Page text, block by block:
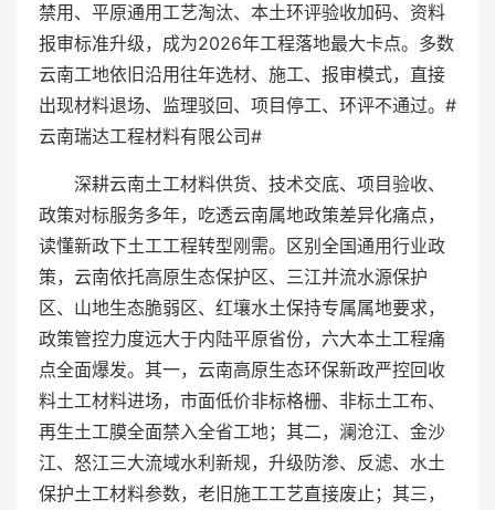
禁用、平原通用工艺淘汰、本土环评验收加码、资料
报审标准升级，成为2026年工程落地最大卡点。多数
云南工地依旧沿用往年选材、施工、报审模式，直接
出现材料退场、监理驳回、项目停工、环评不通过。#
云南瑞达工程材料有限公司#
深耕云南土工材料供货、技术交底、项目验收、
政策对标服务多年，吃透云南属地政策差异化痛点，
读懂新政下土工工程转型刚需。区别全国通用行业政
策，云南依托高原生态保护区、三江并流水源保护
区、山地生态脆弱区、红壤水土保持专属属地要求，
政策管控力度远大于内陆平原省份，六大本土工程痛
点全面爆发。其一，云南高原生态环保新政严控回收
料土工材料进场，市面低价非标格栅、非标土工布、
再生土工膜全面禁入全省工地；其二，澜沧江、金沙
江、怒江三大流域水利新规，升级防渗、反滤、水土
保护土工材料参数，老旧施工工艺直接废止；其三，